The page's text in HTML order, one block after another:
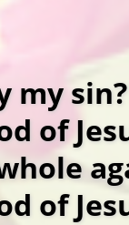
my sin?
of
of